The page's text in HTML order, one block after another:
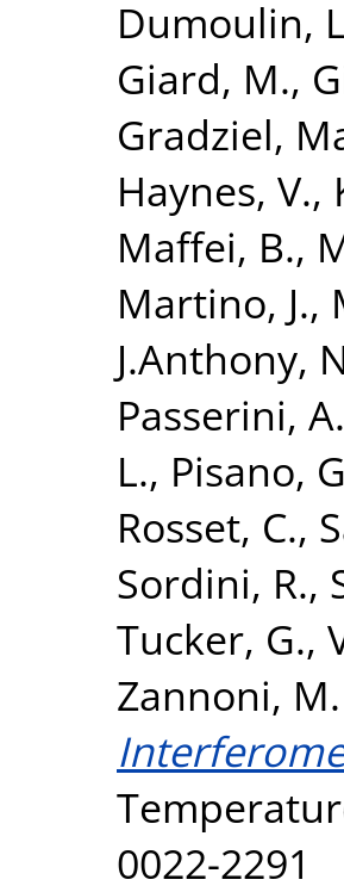
Dumoulin,
Giard, M.,
Gradziel,
Haynes, V.,
Maffei, B.,
Martino, J.,
J.Anthony,
Passerini, A.
L., Pisano,
Rosset, C.,
Sordini, R.,
Tucker, G.,
Zannoni, M.
0022-2291